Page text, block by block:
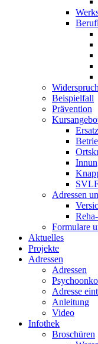
Beispielfall
Prävention
Adressen
Formulare
Aktuelles
Projekte
Adressen
Adressen
Adresse
Anleitung
Video
Infothek
Broschüren